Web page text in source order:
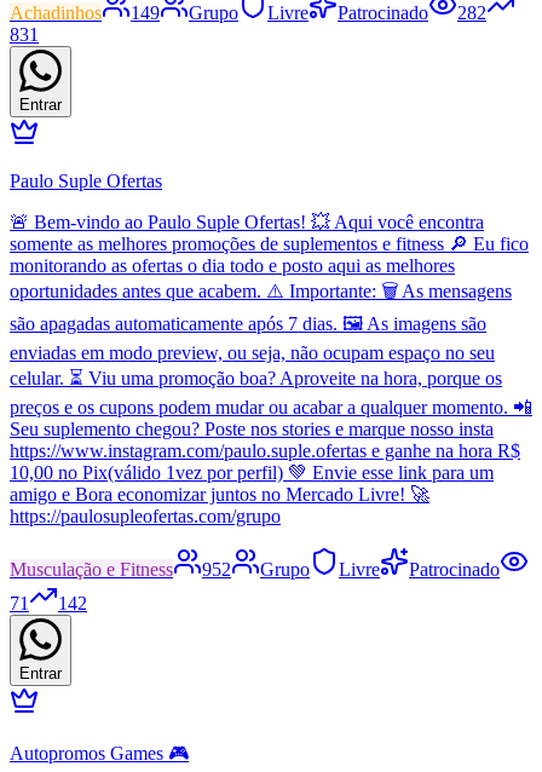
Achadinhos 149 Grupo Livre Patrocinado
282
831
Entrar
Paulo Suple Ofertas
🚨 Bem-vindo ao Paulo Suple Ofertas! 💥 Aqui você encontra
somente as melhores promoções de suplementos e fitness 🔎 Eu fico
monitorando as ofertas o dia todo e posto aqui as melhores
oportunidades antes que acabem. ⚠️ Importante: 🗑️ As mensagens
são apagadas automaticamente após 7 dias. 🖼️ As imagens são
enviadas em modo preview, ou seja, não ocupam espaço no seu
celular. ⏳ Viu uma promoção boa? Aproveite na hora, porque os
preços e os cupons podem mudar ou acabar a qualquer momento. 📲
Seu suplemento chegou? Poste nos stories e marque nosso insta
https://www.instagram.com/paulo.suple.ofertas e ganhe na hora R$
10,00 no Pix(válido 1vez por perfil) 💚 Envie esse link para um
amigo e Bora economizar juntos no Mercado Livre! 🚀
https://paulosupleofertas.com/grupo
Musculação e Fitness 952 Grupo Livre
Patrocinado
71
142
Entrar
Autopromos Games 🎮